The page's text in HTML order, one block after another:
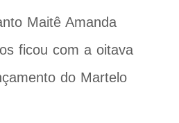
Maitê Amanda
ficou com a oitava
do Martelo